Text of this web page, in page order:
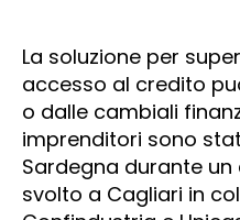
La soluzione per
accesso al credito
o dalle cambiali
imprenditori sono
Sardegna durante
svolto a Cagliari in